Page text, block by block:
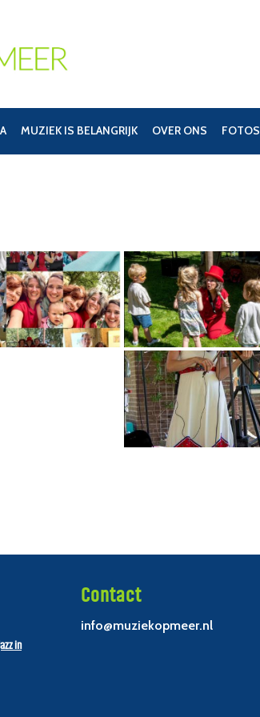
MUZIEK IS BELANGRIJK OVER ONS FOTOS
in
Contact
info@muziekopmeer.nl